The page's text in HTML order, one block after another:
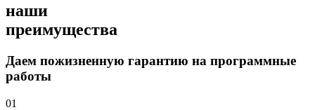
наши
преимущества
Даем пожизненную гарантию на программные
работы
01